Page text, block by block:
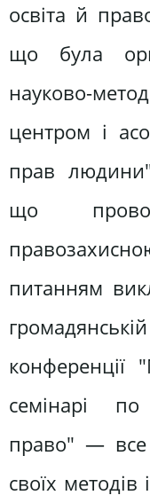
освіта й
що була
науково-
центром і
прав
що
питанням
семінарі
право" —
своїх